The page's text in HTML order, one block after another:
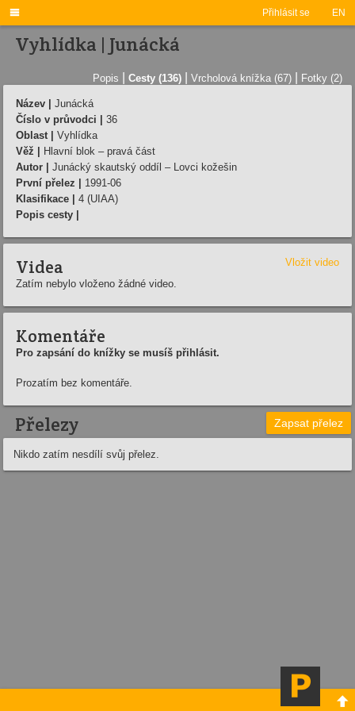
Přihlásit se EN

Vyhlídka | Junácká
Popis Cesty (136) Vrcholová knížka (67) Fotky (2)
Název |
Junácká
Číslo v průvodci |
36
Oblast |
Vyhlídka
Věž |
Hlavní blok – pravá část
Autor |
Junácký skautský oddíl – Lovci kožešin
První přelez |
1991-06
Klasifikace |
4 (UIAA)
Popis cesty |
Videa
Vložit video
Zatím nebylo vloženo žádné video.
Komentáře
Pro zapsání do knížky se musíš přihlásit.
Prozatím bez komentáře.
Přelezy Zapsat přelez
Nikdo zatím nesdílí svůj přelez.
